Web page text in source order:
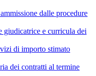
dalle procedure
giudicatrice e curricula dei
di importo stimato
dei contratti al termine